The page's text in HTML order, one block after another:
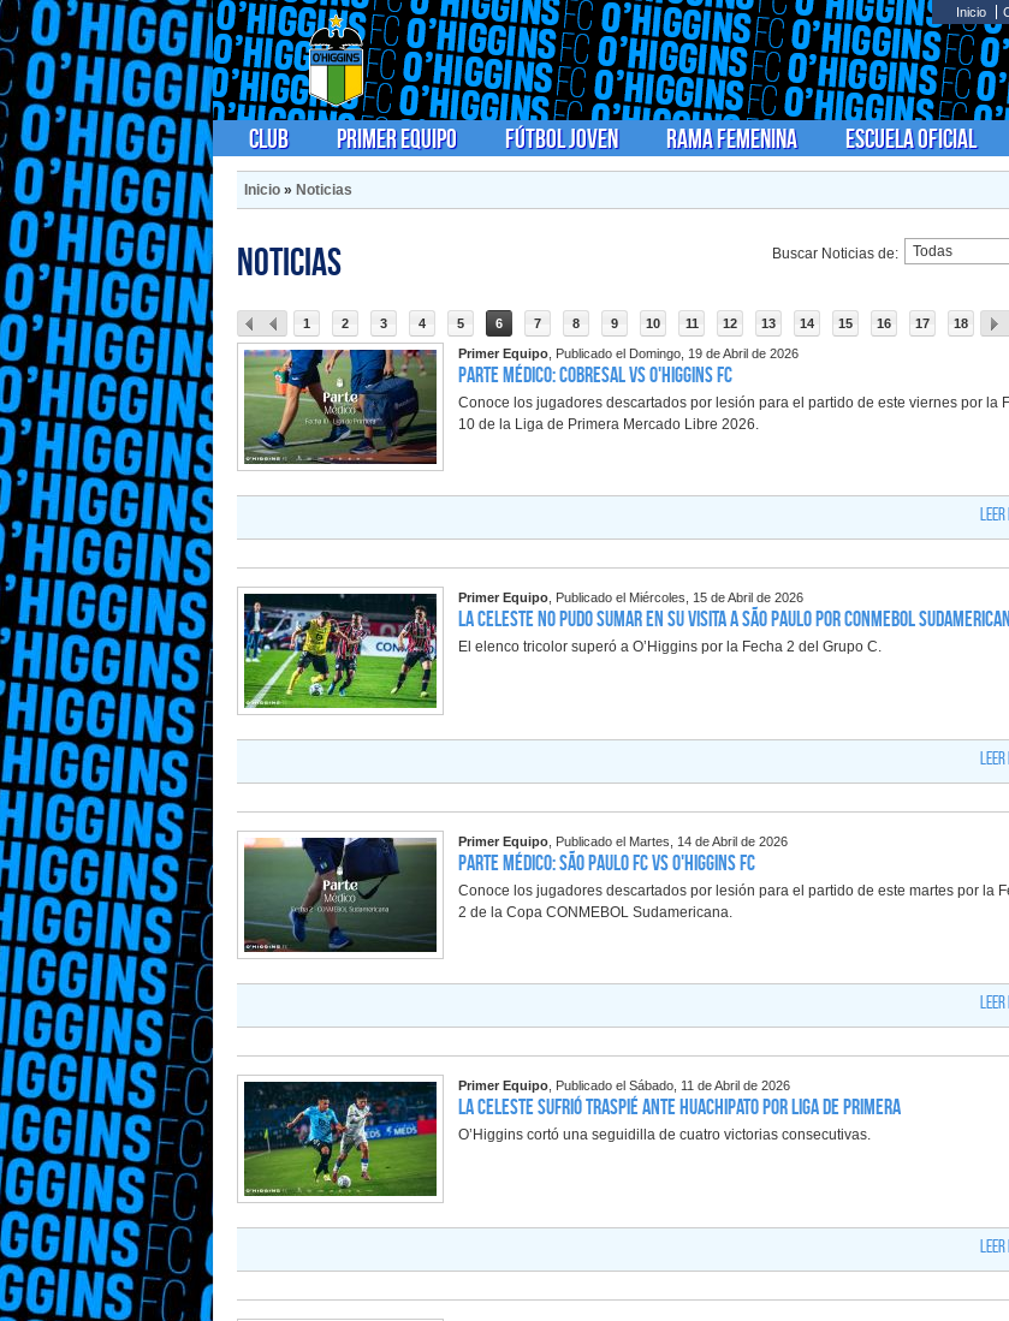
Inicio
Club Primer Equipo Fútbol Joven Rama Femenina Escuela Oficial
Inicio » Noticias
Buscar Noticias de:
Noticias
1 2 3 4 5 6 7 8 9 10 11 12 13 14 15 16 17 18
Primer Equipo , Publicado el Domingo, 19 de Abril de 2026
Parte Médico: Cobresal vs O'Higgins FC
Conoce los jugadores descartados por lesión para el partido de este viernes por la
10 de la Liga de Primera Mercado Libre 2026.
Leer
Primer Equipo , Publicado el Miércoles, 15 de Abril de 2026
La Celeste no pudo sumar en su visita a São Paulo por CONMEBOL
El elenco tricolor superó a O’Higgins por la Fecha 2 del Grupo C.
Leer
Primer Equipo , Publicado el Martes, 14 de Abril de 2026
Parte Médico: São Paulo FC vs O'Higgins FC
Conoce los jugadores descartados por lesión para el partido de este martes por la
2 de la Copa CONMEBOL Sudamericana.
Leer
Primer Equipo , Publicado el Sábado, 11 de Abril de 2026
La Celeste sufrió traspié ante Huachipato por Liga de Primera
O’Higgins cortó una seguidilla de cuatro victorias consecutivas.
Leer